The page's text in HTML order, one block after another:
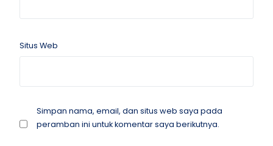
Situs Web
Simpan nama, email, dan situs web saya pada
peramban ini untuk komentar saya berikutnya.